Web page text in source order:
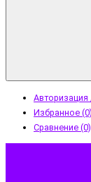
Авторизация
Избранное (0)
Сравнение (0)